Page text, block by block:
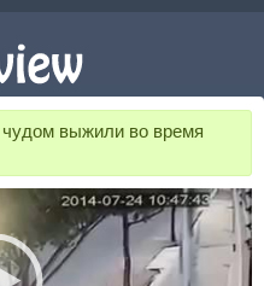
чудом выжили во время